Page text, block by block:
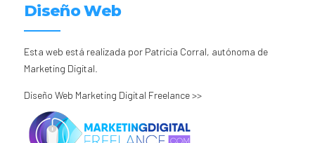
Diseño Web
Esta web está realizada por Patricia Corral, autónoma de
Marketing Digital.
Diseño Web Marketing Digital Freelance >>